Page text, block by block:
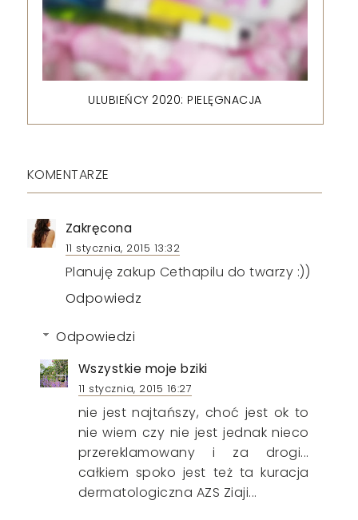
ULUBIEŃCY 2020: PIELĘGNACJA
KOMENTARZE
Zakręcona
11 stycznia, 2015 13:32
Planuję zakup Cethapilu do twarzy :))
Odpowiedz
Odpowiedzi
Wszystkie moje bziki
11 stycznia, 2015 16:27
nie jest najtańszy, choć jest ok to
nie wiem czy nie jest jednak nieco
przereklamowany i za drogi...
całkiem spoko jest też ta kuracja
dermatologiczna AZS Ziaji...